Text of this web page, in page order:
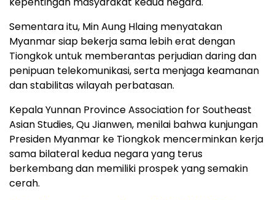
Sementara itu, Min Aung Hlaing menyatakan
Myanmar siap bekerja sama lebih erat dengan
Tiongkok untuk memberantas perjudian daring dan
penipuan telekomunikasi, serta menjaga keamanan
dan stabilitas wilayah perbatasan.
Kepala Yunnan Province Association for Southeast
Asian Studies, Qu Jianwen, menilai bahwa kunjungan
Presiden Myanmar ke Tiongkok mencerminkan kerja
sama bilateral kedua negara yang terus
berkembang dan memiliki prospek yang semakin
cerah.